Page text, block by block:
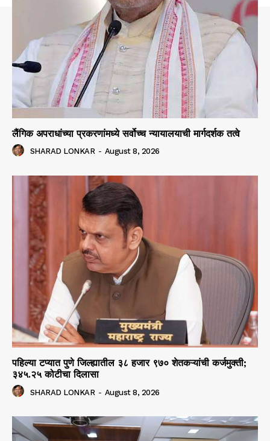
लैंगिक अपराधांच्या प्रकरणांमध्ये सर्वोच्च न्यायालयाची मार्गदर्शक तत्वे
SHARAD LONKAR - August 8, 2026
पहिल्या टप्यात पुणे जिल्ह्यातील ३८ हजार ९७० शेतकऱ्यांची कर्जमुक्ती;
३४५.२५ कोटीचा दिलासा
SHARAD LONKAR - August 8, 2026